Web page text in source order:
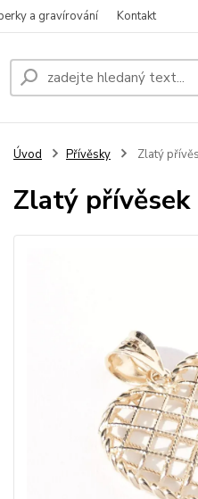
a gravírování Kontakt
Úvod Přívěsky Zlatý
Zlatý přívěsek